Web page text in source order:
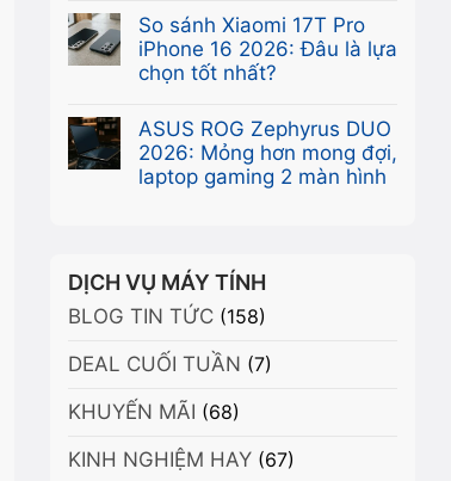
Ưu
A400
4GB:
Sức
Ampere
trong
thiết
kế
Card
màn
hình
NVIDIA
A400:
Ampere
mạnh
giá
ưu
đãi
có
bình
luận
Đánh
giá
màn
hình
E12:
5
mạnh
nổi
bật
So sánh Xiaomi 17T Pro
iPhone 16 2026: Đâu là lựa
chọn tốt nhất?
có
bình
luận
Xiaomi
17T
Pro
16
Đâu
lựa
ASUS ROG Zephyrus DUO
2026: Mỏng hơn mong đợi,
laptop gaming 2 màn hình
luận
ở
ASUS
ROG
Zephyrus
DUO
2026:
Mỏng
hơn
DỊCH VỤ MÁY TÍNH
BLOG TIN TỨC (158)
DEAL CUỐI TUẦN (7)
KHUYẾN MÃI (68)
KINH NGHIỆM HAY (67)